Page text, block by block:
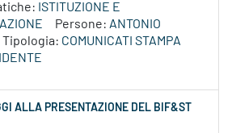
ISTITUZIONE E
Persone: ANTONIO
Tipologia: COMUNICATI STAMPA
ALLA PRESENTAZIONE DEL BIF&ST